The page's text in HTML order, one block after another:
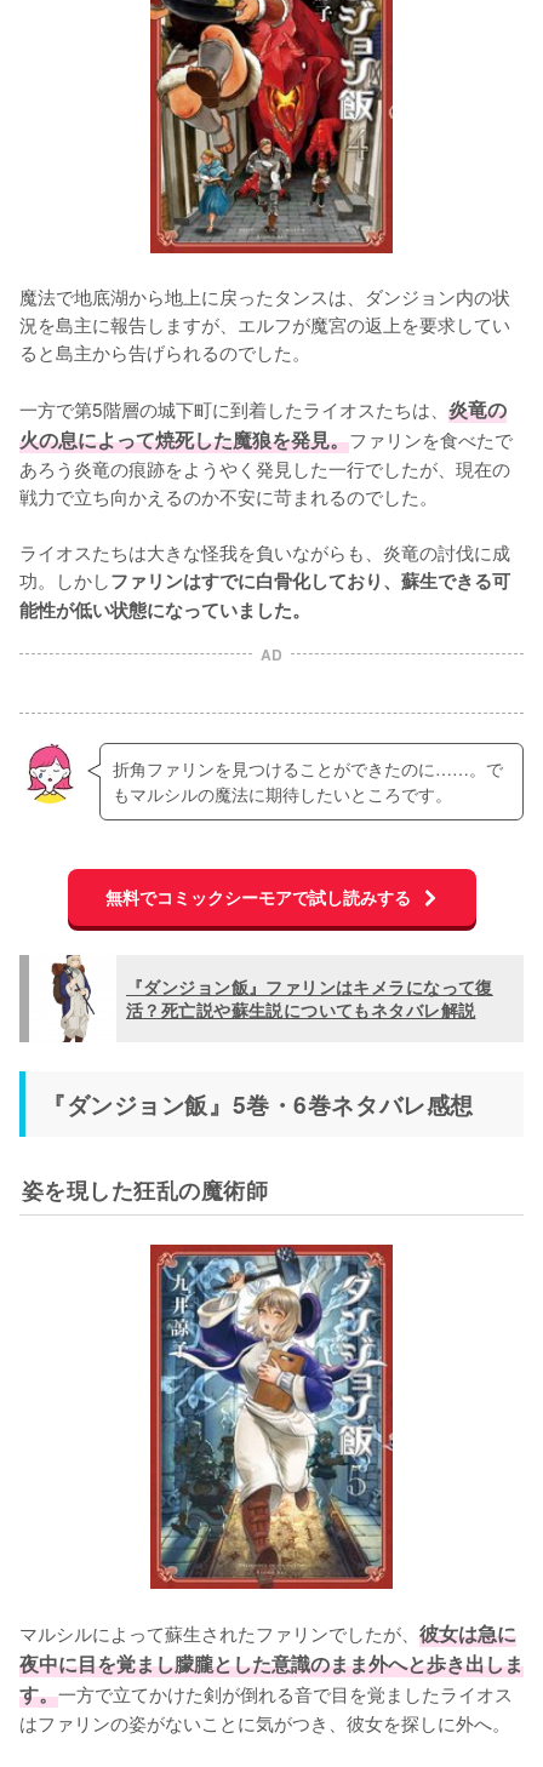
魔法で地底湖から地上に戻ったタンスは、ダンジョン内の状
況を島主に報告しますが、エルフが魔宮の返上を要求してい
ると島主から告げられるのでした。
一方で第5階層の城下町に到着したライオスたちは、 炎竜の
火の息によって焼死した魔狼を発見。ファリンを食べたで
あろう炎竜の痕跡をようやく発見した一行でしたが、現在の
戦力で立ち向かえるのか不安に苛まれるのでした。
ライオスたちは大きな怪我を負いながらも、炎竜の討伐に成
功。しかしファリンはすでに白骨化しており、蘇生できる可
能性が低い状態になっていました。
AD
折角ファリンを見つけることができたのに……。で
もマルシルの魔法に期待したいところです。
無料でコミックシーモアで試し読みする
『ダンジョン飯』ファリンはキメラになって復
活？死亡説や蘇生説についてもネタバレ解説
『ダンジョン飯』5巻・6巻ネタバレ感想
姿を現した狂乱の魔術師
マルシルによって蘇生されたファリンでしたが、 彼女は急に
夜中に目を覚まし朦朧とした意識のまま外へと歩き出しま
す。一方で立てかけた剣が倒れる音で目を覚ましたライオス
はファリンの姿がないことに気がつき、彼女を探しに外へ。